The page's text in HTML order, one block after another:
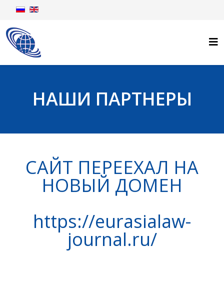
НАШИ ПАРТНЕРЫ
САЙТ ПЕРЕЕХАЛ НА
НОВЫЙ ДОМЕН
https://eurasialaw-
journal.ru/